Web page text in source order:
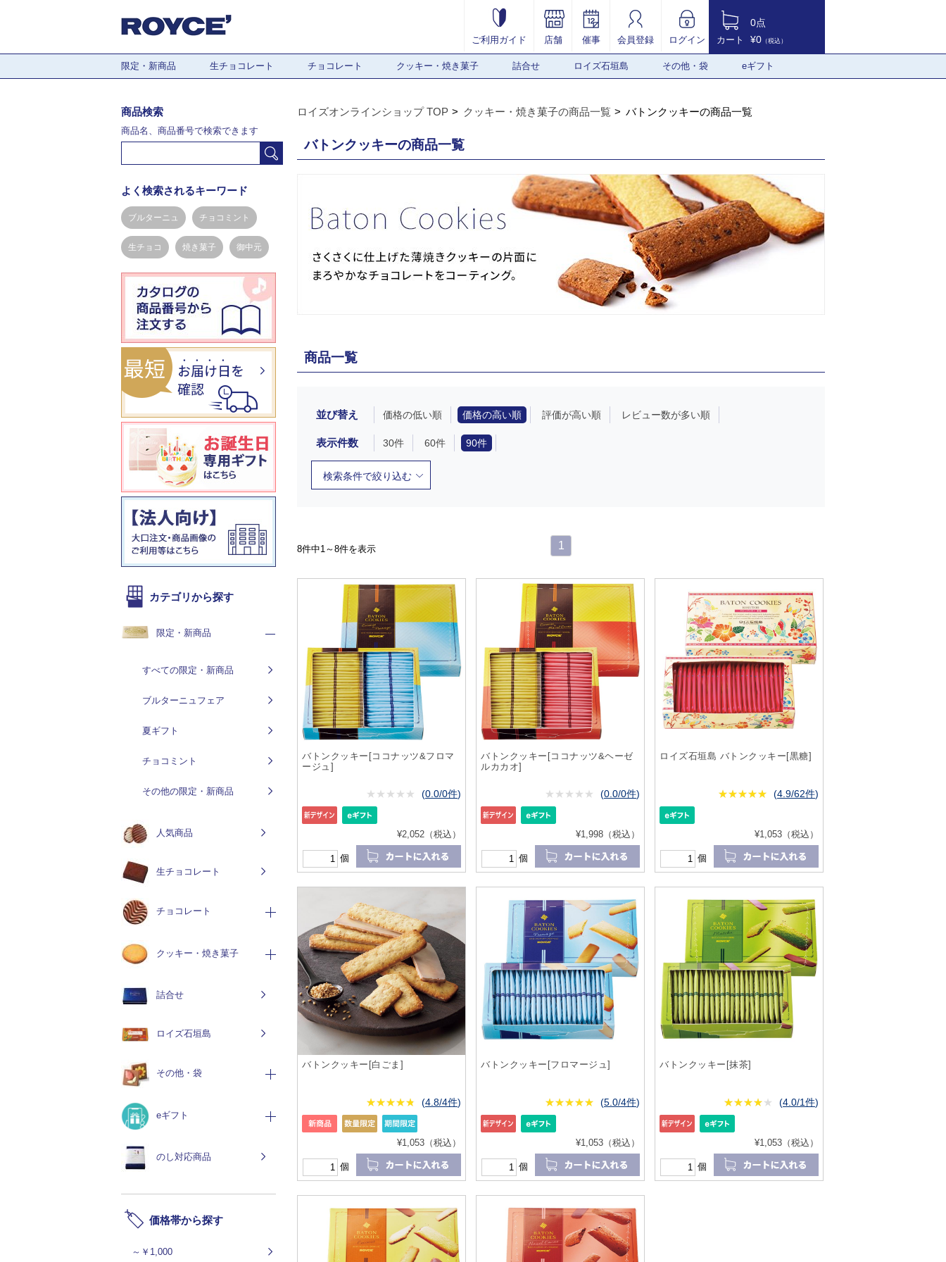
ご利用ガイド 店舗 催事 会員登録 ログイン カート
0点
¥0 （税込）
限定・新商品 生チョコレート チョコレート クッキー・焼き菓子 詰合せ ロイズ石垣島 その他・袋 eギフト
ロイズオンラインショップ TOP クッキー・焼き菓子の商品一覧 バトンクッキーの商品一覧
バトンクッキーの商品一覧
商品一覧
並び替え 価格の低い順 価格の高い順 評価が高い順 レビュー数が多い順
表示件数 30件 60件 90件
検索条件で絞り込む
8件中1～8件を表示 1
バトンクッキー[ココナッツ&フロマ
ージュ]
★ ★ ★ ★ ★
★★★★★ (0.0/0件)
¥2,052（税込）
個
バトンクッキー[ココナッツ&ヘーゼ
ルカカオ]
★ ★ ★ ★ ★
★★★★★ (0.0/0件)
¥1,998（税込）
個
ロイズ石垣島 バトンクッキー[黒糖]
★★★★★
★★★★★ (4.9/62件)
¥1,053（税込）
個
バトンクッキー[白ごま]
★★★★★
★★★★★ (4.8/4件)
¥1,053（税込）
個
バトンクッキー[フロマージュ]
★★★★★
★★★★★ (5.0/4件)
¥1,053（税込）
個
バトンクッキー[抹茶]
★★★★★
★★★★★ (4.0/1件)
¥1,053（税込）
個
商品検索
商品名、商品番号で検索できます
よく検索されるキーワード
ブルターニュ チョコミント
生チョコ 焼き菓子 御中元
カテゴリから探す
限定・新商品
すべての限定・新商品
ブルターニュフェア
夏ギフト
チョコミント
その他の限定・新商品
人気商品
生チョコレート
チョコレート
クッキー・焼き菓子
詰合せ
ロイズ石垣島
その他・袋
eギフト
のし対応商品
価格帯から探す
～￥1,000